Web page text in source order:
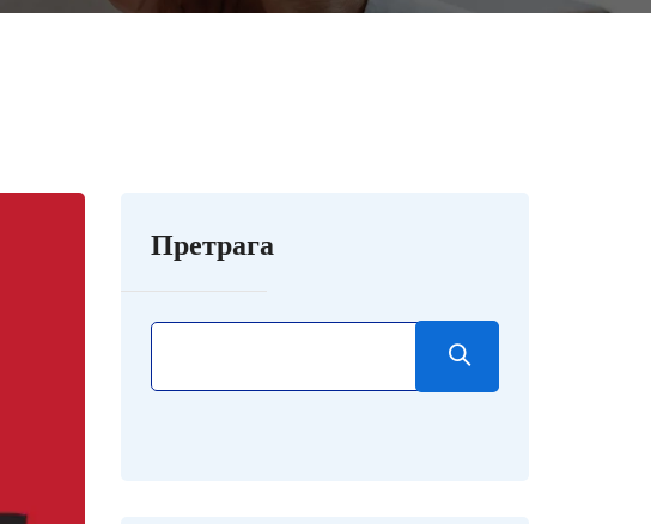
Претрага